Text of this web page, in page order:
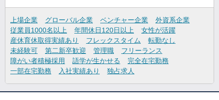
上場企業 グローバル企業 ベンチャー企業
外資系企業
従業員1000名以上
年間休日120日以上
女性が活躍
産休育休取得実績あり
フレックスタイム
転勤なし
未経験可
第二新卒歓迎 管理職
フリーランス
障がい者積極採用
語学が生かせる
完全在宅勤務
一部在宅勤務
入社実績あり 独占求人